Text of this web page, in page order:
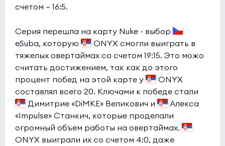
счетом — 16:5.
Серия перешла на карту Nuke - выбор
eSuba, которую
ONYX смогли выиграть в
тяжелых овертаймах со счетом 19:15. Это можо
считать достижением, так как до этого
процент побед на этой карте у
ONYX
составлял всего 20. Ключами к победе стали
Димитрие «DiMKE» Великович и
Алекса
«Impulse» Станкич, которые проделали
огромный объем работы на овертаймах.
ONYX выиграли их со счетом 4:0, даже